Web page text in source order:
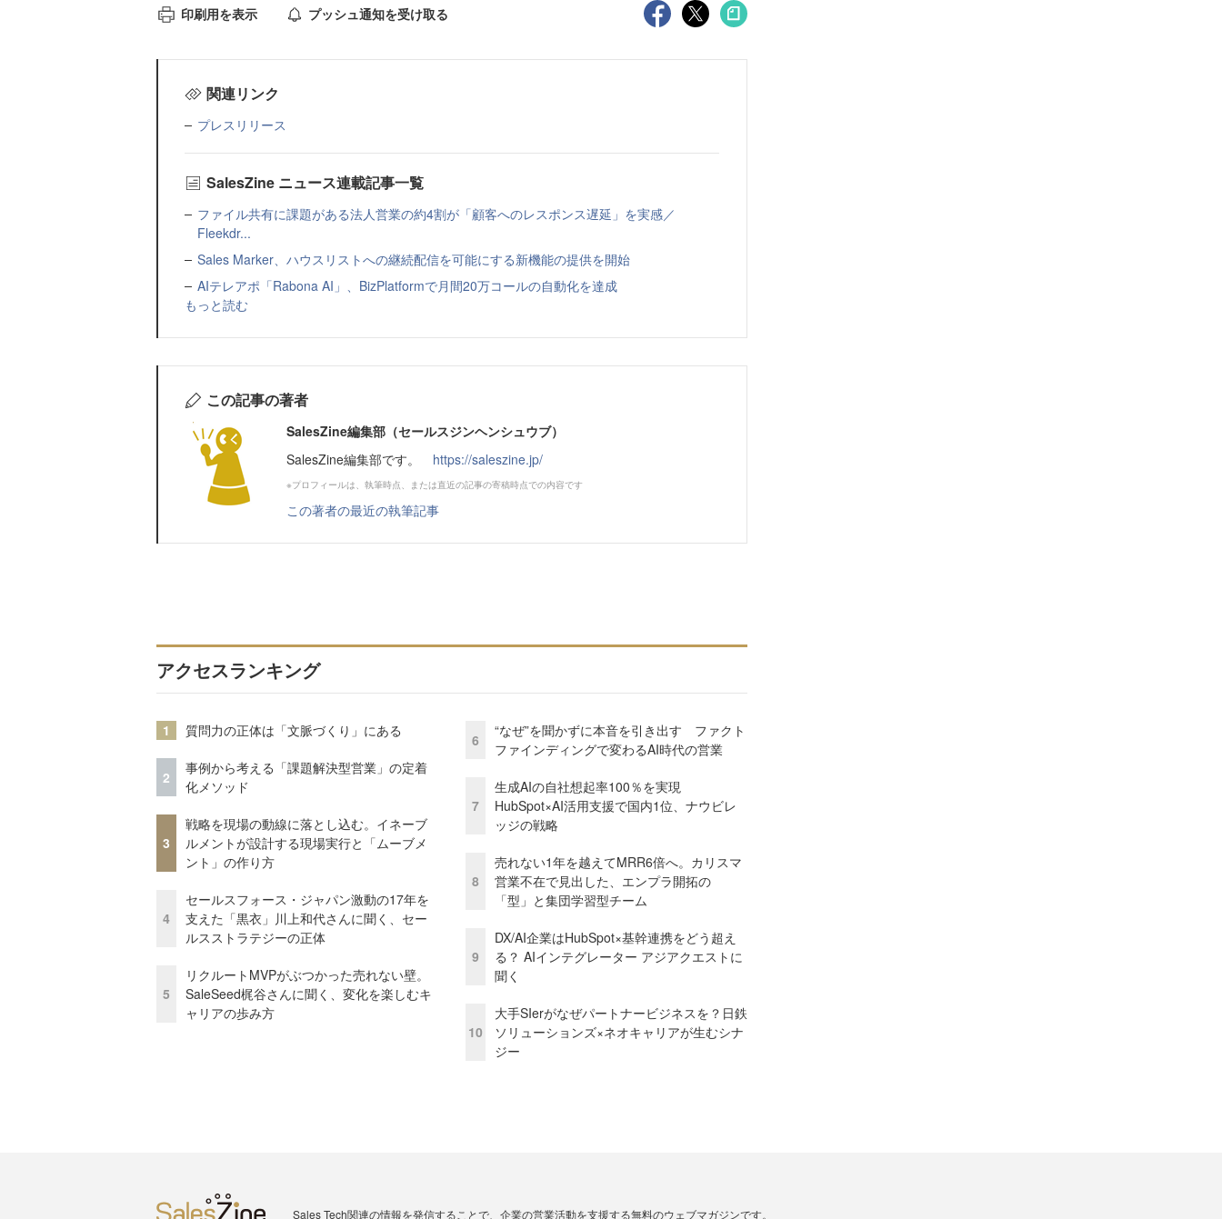
印刷用を表示 プッシュ通知を受け取る
関連リンク
プレスリリース
SalesZine ニュース連載記事一覧
ファイル共有に課題がある法人営業の約4割が「顧客へのレスポンス遅延」を実感／
Fleekdr...
Sales Marker、ハウスリストへの継続配信を可能にする新機能の提供を開始
AIテレアポ「Rabona AI」、BizPlatformで月間20万コールの自動化を達成
もっと読む
この記事の著者
SalesZine編集部（セールスジンヘンシュウブ）
SalesZine編集部です。 https://saleszine.jp/
※プロフィールは、執筆時点、または直近の記事の寄稿時点での内容です
この著者の最近の執筆記事
アクセスランキング
1 質問力の正体は「文脈づくり」にある
2
事例から考える「課題解決型営業」の定着
化メソッド
3
戦略を現場の動線に落とし込む。イネーブ
ルメントが設計する現場実行と「ムーブメ
ント」の作り方
4
セールスフォース・ジャパン激動の17年を
支えた「黒衣」川上和代さんに聞く、セー
ルスストラテジーの正体
5
リクルートMVPがぶつかった売れない壁。
SaleSeed梶谷さんに聞く、変化を楽しむキ
ャリアの歩み方
6
“なぜ”を聞かずに本音を引き出す ファクト
ファインディングで変わるAI時代の営業
7
生成AIの自社想起率100％を実現
HubSpot×AI活用支援で国内1位、ナウビレ
ッジの戦略
8
売れない1年を越えてMRR6倍へ。カリスマ
営業不在で見出した、エンプラ開拓の
「型」と集団学習型チーム
9
DX/AI企業はHubSpot×基幹連携をどう超え
る？ AIインテグレーター アジアクエストに
聞く
10
大手SIerがなぜパートナービジネスを？日鉄
ソリューションズ×ネオキャリアが生むシナ
ジー
Sales Tech関連の情報を発信することで、企業の営業活動を支援する無料のウェブマガジンです。